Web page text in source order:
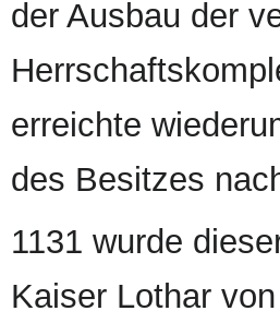
der Ausbau der
erreichte
des Besitzes
1131 wurde
Kaiser Lothar